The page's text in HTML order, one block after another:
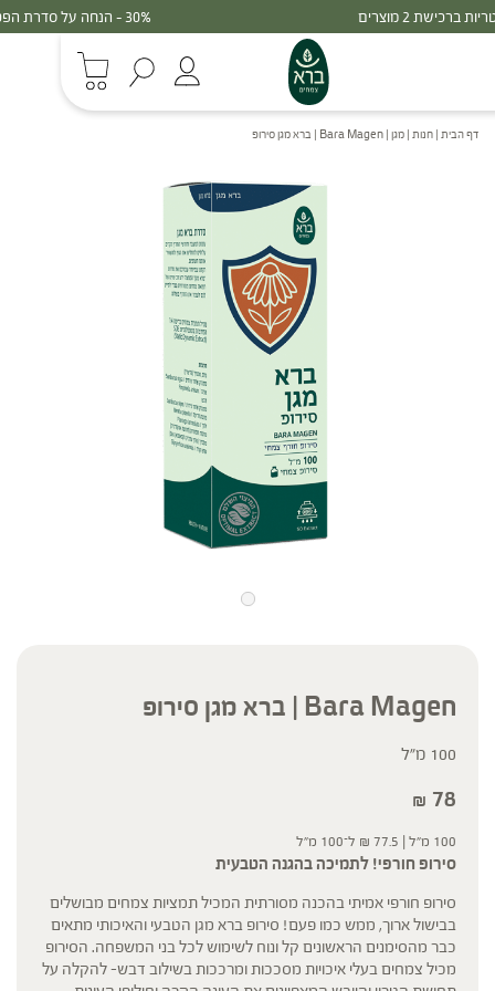
30% - הנחה על סדרת הפטריות ברכישת 3 מוצרים
דף הבית | חנות | מגן | Bara Magen | ברא מגן סירופ
Bara Magen | ברא מגן סירופ
100 מ"ל
₪ 78
100 מ"ל | ₪ 77.5 ל־100 מ"ל
סירופ חורפי! לתמיכה בהגנה הטבעית
סירופ חורפי אמיתי בהכנה מסורתית המכיל תמציות צמחים מבושלים
בבישול ארוך, ממש כמו פעם! סירופ ברא מגן הטבעי והאיכותי מתאים
כבר מהסימנים הראשונים קל ונוח לשימוש לכל בני המשפחה. הסירופ
מכיל צמחים בעלי איכויות מסככות ומרככות בשילוב דבש– להקלה על